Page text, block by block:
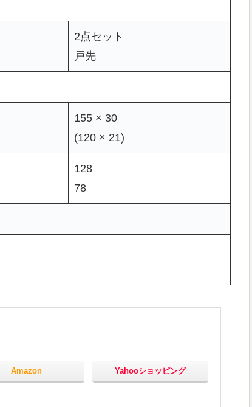
2点セット
戸先
155 × 30
(120 × 21)
128
78
Amazon Yahooショッピング